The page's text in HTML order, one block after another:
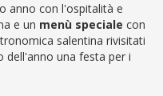
anno con l'ospitalità e
e un menù speciale con
salentina rivisitati
dell'anno una festa per i